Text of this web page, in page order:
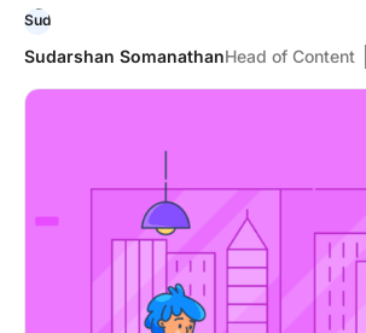
Sudarshan SomanathanHead of Content